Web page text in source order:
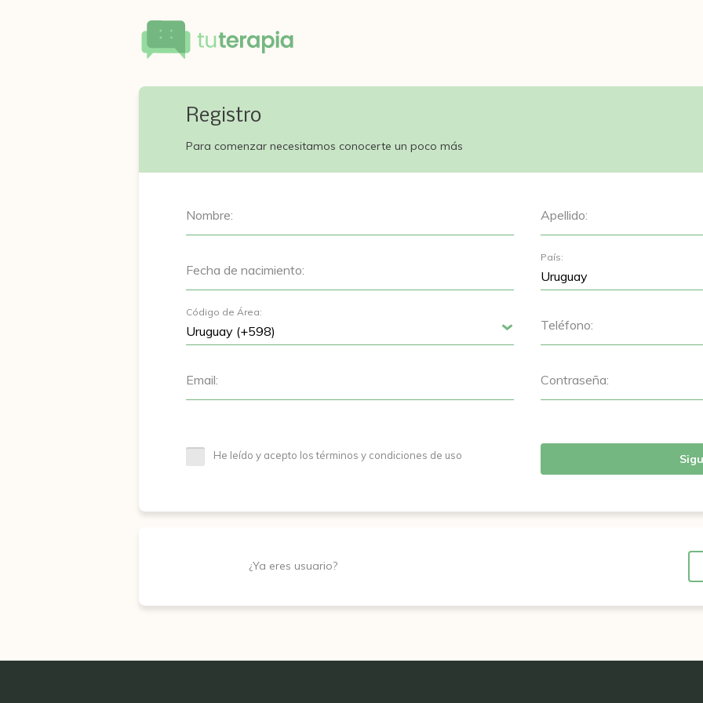
Registro
Para comenzar necesitamos conocerte un poco más
Nombre: Apellido:
Fecha de nacimiento:
País:
Código de Área:
Teléfono:
Email: Contraseña:
He leído y acepto los términos y condiciones de uso
¿Ya eres usuario?